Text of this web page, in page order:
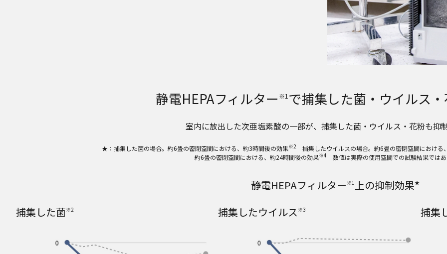
静電HEPAフィルター ※1 で捕集した菌・ウイルス
室内に放出した次亜塩素酸の一部が、捕集した菌・ウイルス・花粉も抑
★：捕集した菌の場合。約6畳の密閉空間における、約3時間後の効果※2 捕集したウイルスの場合。約6畳の密閉空間における
約6畳の密閉空間における、約24時間後の効果※4 数値は実際の使用空間での試験結果では
静電HEPAフィルター ※1上の抑制効果★
捕集した菌※2 捕集したウイルス ※3 捕集